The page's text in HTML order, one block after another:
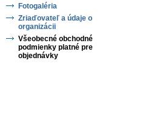
Fotogaléria
Zriaďovateľ a údaje o
organizácii
Všeobecné obchodné
podmienky platné pre
objednávky